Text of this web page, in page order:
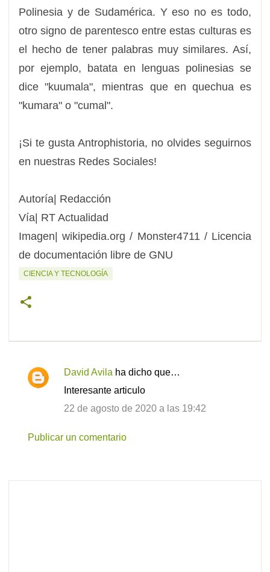
Polinesia y de Sudamérica. Y eso no es todo,
otro signo de parentesco entre estas culturas es
el hecho de tener palabras muy similares. Así,
por ejemplo, batata en lenguas polinesias se
dice "kuumala", mientras que en quechua es
"kumara" o "cumal".
¡Si te gusta Antrophistoria, no olvides seguirnos
en nuestras Redes Sociales!
Autoría| Redacción
Vía| RT Actualidad
Imagen| wikipedia.org / Monster4711 / Licencia
de documentación libre de GNU
CIENCIA Y TECNOLOGÍA
C
e
a
David Avila ha dicho que…
Interesante articulo
22 de agosto de 2020 a las 19:42
Publicar un comentario